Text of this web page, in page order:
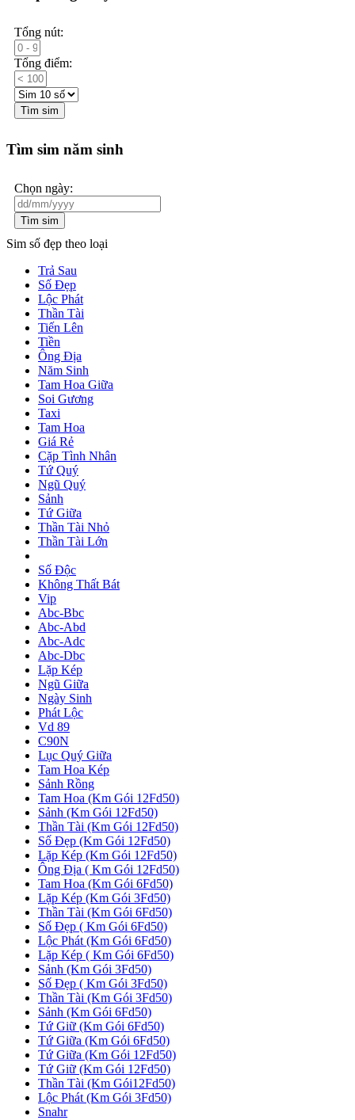
Tổng nút:
Tổng điểm:
Tìm sim
Tìm sim năm sinh
Chọn ngày:
Tìm sim
Sim số đẹp theo loại
Trả Sau
Số Đẹp
Lộc Phát
Thần Tài
Tiến Lên
Tiền
Ông Địa
Năm Sinh
Tam Hoa Giữa
Soi Gương
Taxi
Tam Hoa
Giá Rẻ
Cặp Tình Nhân
Tứ Quý
Ngũ Quý
Sảnh
Tứ Giữa
Thần Tài Nhỏ
Thần Tài Lớn
Số Độc
Không Thất Bát
Vip
Abc-Bbc
Abc-Abd
Abc-Adc
Abc-Dbc
Lặp Kép
Ngũ Giữa
Ngày Sinh
Phát Lộc
Vd 89
C90N
Lục Quý Giữa
Tam Hoa Kép
Sảnh Rồng
Tam Hoa (Km Gói 12Fd50)
Sảnh (Km Gói 12Fd50)
Thần Tài (Km Gói 12Fd50)
Số Đẹp (Km Gói 12Fd50)
Lặp Kép (Km Gói 12Fd50)
Ông Địa ( Km Gói 12Fd50)
Tam Hoa (Km Gói 6Fd50)
Lặp Kép (Km Gói 3Fd50)
Thần Tài (Km Gói 6Fd50)
Số Đẹp ( Km Gói 6Fd50)
Lộc Phát (Km Gói 6Fd50)
Lặp Kép ( Km Gói 6Fd50)
Sảnh (Km Gói 3Fd50)
Số Đẹp ( Km Gói 3Fd50)
Thần Tài (Km Gói 3Fd50)
Sảnh (Km Gói 6Fd50)
Tứ Giữ (Km Gói 6Fd50)
Tứ Giữa (Km Gói 6Fd50)
Tứ Giữa (Km Gói 12Fd50)
Tứ Giữ (Km Gói 12Fd50)
Thần Tài (Km Gói12Fd50)
Lộc Phát (Km Gói 3Fd50)
Snahr